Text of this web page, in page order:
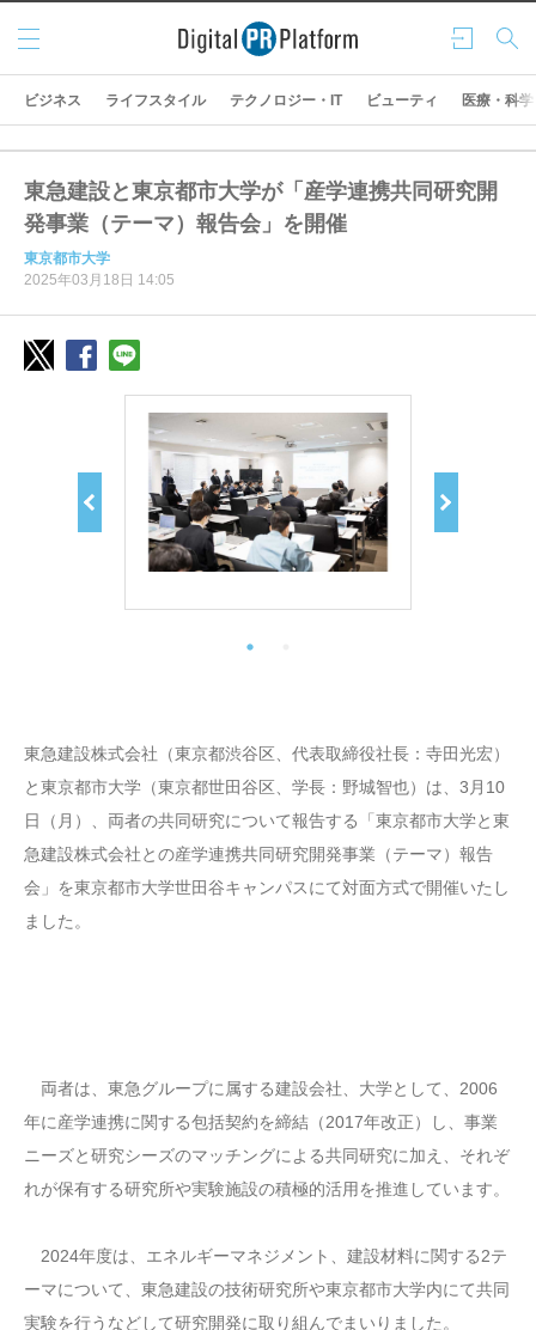
ログ
イン
検索
メニ
ュー
ビジネス ライフスタイル テクノロジー・IT ビューティ 医療・科学
東急建設と東京都市大学が「産学連携共同研究開
発事業（テーマ）報告会」を開催
東京都市大学
2025年03月18日 14:05
東急建設株式会社（東京都渋谷区、代表取締役社長：寺田光宏）
と東京都市大学（東京都世田谷区、学長：野城智也）は、3月10
日（月）、両者の共同研究について報告する「東京都市大学と東
急建設株式会社との産学連携共同研究開発事業（テーマ）報告
会」を東京都市大学世田谷キャンパスにて対面方式で開催いたし
ました。
両者は、東急グループに属する建設会社、大学として、2006
年に産学連携に関する包括契約を締結（2017年改正）し、事業
ニーズと研究シーズのマッチングによる共同研究に加え、それぞ
れが保有する研究所や実験施設の積極的活用を推進しています。
2024年度は、エネルギーマネジメント、建設材料に関する2テ
ーマについて、東急建設の技術研究所や東京都市大学内にて共同
実験を行うなどして研究開発に取り組んでまいりました。